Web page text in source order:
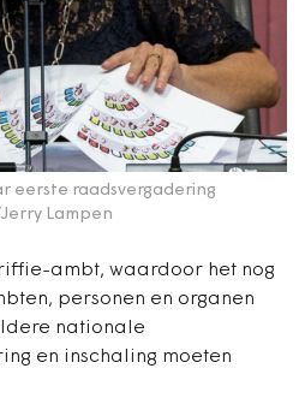
eerste raadsvergadering
Lampen
ambt, waardoor het nog
personen en organen
nationale
en inschaling moeten